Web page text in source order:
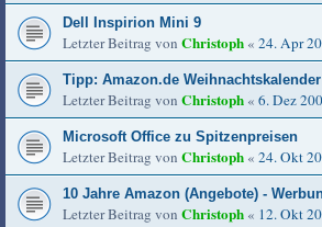
Dell Inspirion Mini 9
Letzter Beitrag von Christoph « 24. Apr
Tipp: Amazon.de Weihnachtskalender
Letzter Beitrag von Christoph « 6. Dez
Microsoft Office zu Spitzenpreisen
Letzter Beitrag von Christoph « 24. Okt
10 Jahre Amazon (Angebote) -
Letzter Beitrag von Christoph « 12. Okt